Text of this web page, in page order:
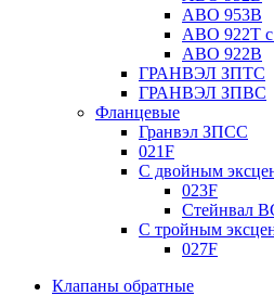
ABO 953B
ABO 922T
ABO 922B
ГРАНВЭЛ ЗПТС
ГРАНВЭЛ ЗПВС
Фланцевые
Гранвэл ЗПСС
021F
С двойным
023F
Стейнвал
С тройным
027F
Клапаны обратные